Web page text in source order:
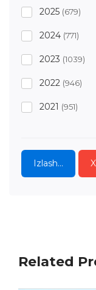
2025 (679)
2024 (771)
2023 (1039)
2022 (946)
2021 (951)
(1325)
2018(525)
Izlash... X
Related